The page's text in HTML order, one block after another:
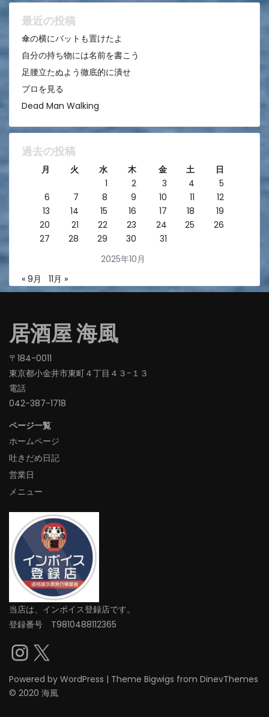
ン最近の投稿
傘の横にバットも置けたよ
自分の持ち物には名前を書こう
足腰立たぬよう徹底的に潰せ
プロを見る
Dead Man Walking
過去の投稿
2025年10月
月 火 水 木 金 土
日
1
2 3 4
5
6
7 8 9 10 11
12
13
14 15 16 17 18
19
20
21 22 23 24 25
26
27
28 29 30 31
« 9月 11月 »
居酒屋 海風
〒184-0011
東京都小金井市東町４丁目４３−１３
電話
042-387-1718‬
ページ一覧
ホームページ
吐きだめ日記
営業日
メニュー
当店は、インボイス登録店です。
登録番号 T9810488112365
Instagram
X
Powered by WordPress | Theme Bigwigs from DinevThemes
© 2020 海風